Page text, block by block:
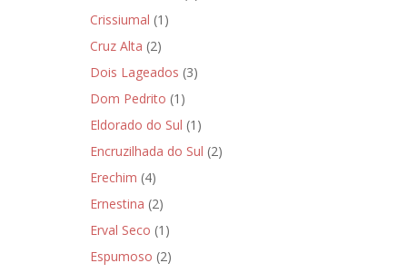
Crissiumal (1)
Cruz Alta (2)
Dois Lageados (3)
Dom Pedrito (1)
Eldorado do Sul (1)
Encruzilhada do Sul (2)
Erechim (4)
Ernestina (2)
Erval Seco (1)
Espumoso (2)